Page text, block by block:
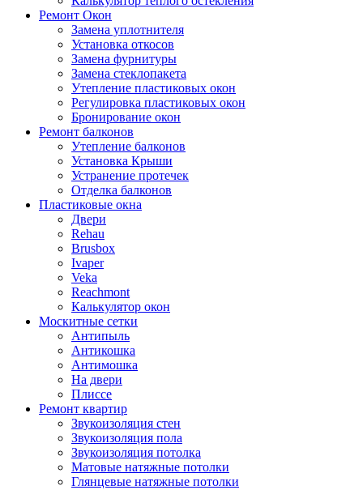
Ремонт Окон
Замена уплотнителя
Установка откосов
Замена фурнитуры
Замена стеклопакета
Утепление пластиковых окон
Регулировка пластиковых окон
Бронирование окон
Ремонт балконов
Утепление балконов
Установка Крыши
Устранение протечек
Отделка балконов
Пластиковые окна
Двери
Rehau
Brusbox
Ivaper
Veka
Reachmont
Калькулятор окон
Москитные сетки
Антипыль
Антикошка
Антимошка
На двери
Плиссе
Ремонт квартир
Звукоизоляция стен
Звукоизоляция пола
Звукоизоляция потолка
Матовые натяжные потолки
Глянцевые натяжные потолки